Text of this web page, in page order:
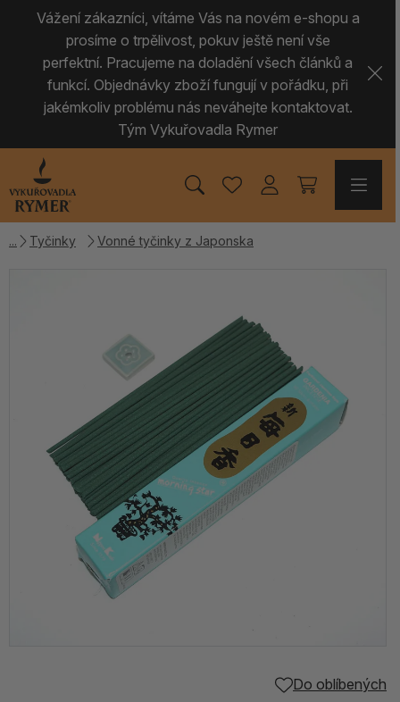
Vážení zákazníci, vítáme Vás na novém e-shopu a
prosíme o trpělivost, pokuv ještě není vše
perfektní. Pracujeme na doladění všech článků a
funkcí. Objednávky zboží fungují v pořádku, při
jakémkoliv problému nás neváhejte kontaktovat.
Tým Vykuřovadla Rymer
Tyčinky Vonné tyčinky z Japonska
Do oblíbených